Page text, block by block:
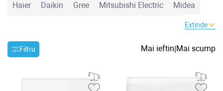
Haier Daikin Gree Mitsubishi Electric
Midea
Hyundai
Auratsu Bosch
Hoapp
Nord Star Zanussi MDV Baxi
AUX
Extinde
Filtru Mai ieftin|Mai scump